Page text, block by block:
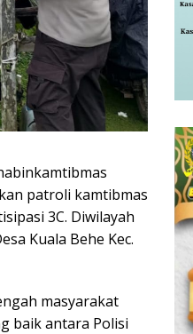
patroli kamtibmas
3C. Diwilayah
Kuala Behe Kec.
masyarakat
baik antara Polisi